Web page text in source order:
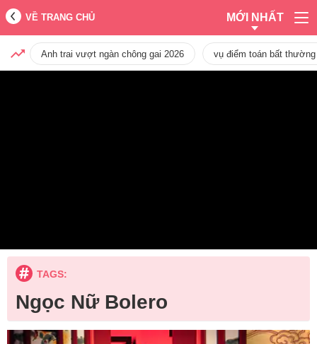
VỀ TRANG CHỦ MỚI NHẤT
Anh trai vượt ngàn chông gai 2026 vụ điểm toán bất
TAGS:
Ngọc Nữ Bolero